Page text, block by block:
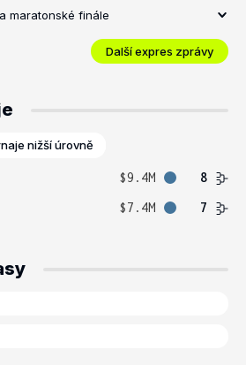
maratonské finále
Další expres zprávy
nižší úrovně
$9.4M
8
$7.4M 7